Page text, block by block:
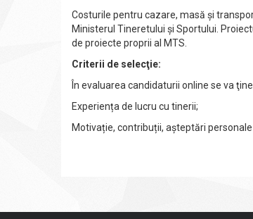
Costurile pentru cazare, masă și
Ministerul Tineretului și Sportului.
de proiecte proprii al MTS.
Criterii de selecţie:
În evaluarea candidaturii online se va
Experiența de lucru cu tinerii;
Motivație, contribuții, așteptări